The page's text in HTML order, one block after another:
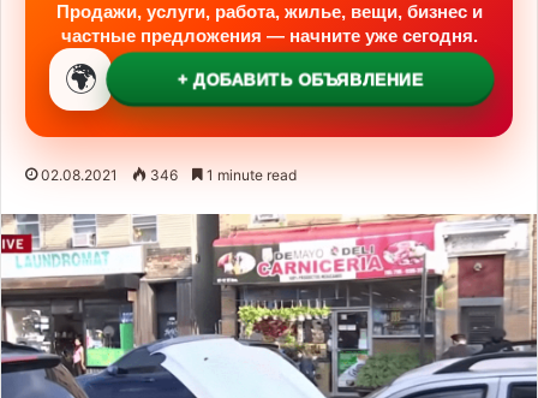
Продажи, услуги, работа, жилье, вещи, бизнес и
частные предложения — начните уже сегодня.
🌍 + ДОБАВИТЬ ОБЪЯВЛЕНИЕ
02.08.2021 346 1 minute read